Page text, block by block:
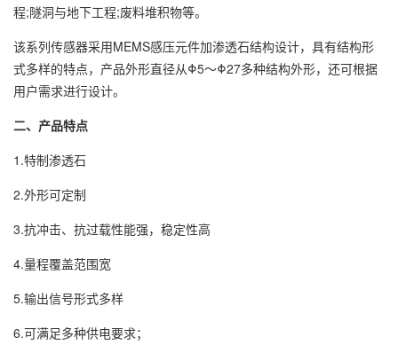
程;隧洞与地下工程;废料堆积物等。
该系列传感器采用MEMS感压元件加渗透石结构设计，具有结构形
式多样的特点，产品外形直径从Φ5～Φ27多种结构外形，还可根据
用户需求进行设计。
二、产品特点
1.特制渗透石
2.外形可定制
3.抗冲击、抗过载性能强，稳定性高
4.量程覆盖范围宽
5.输出信号形式多样
6.可满足多种供电要求；